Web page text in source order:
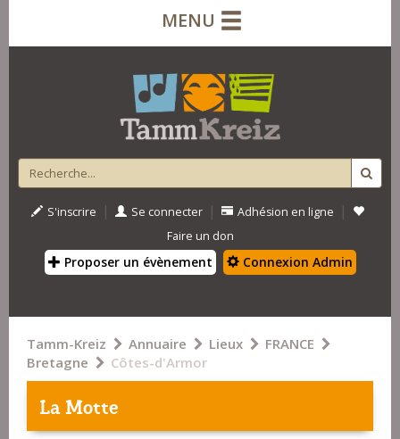
MENU
S'inscrire | Se connecter | Adhésion en ligne |
Faire un don
Proposer un évènement Connexion Admin
Tamm-Kreiz Annuaire Lieux
FRANCE
Bretagne
Côtes-d'Armor
La Motte